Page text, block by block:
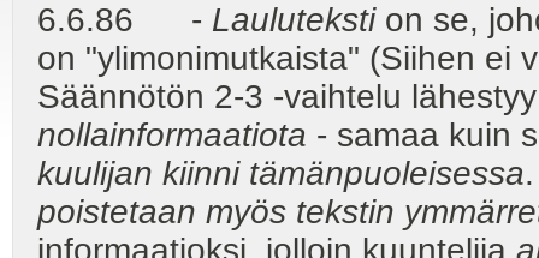
6.6.86 - Laulutekstion se,
on "ylimonimutkaista" (Siihen ei
Säännötön 2-3 -vaihtelu
nollainformaatiota - samaa kuin
kuulijan kiinni tämänpuoleisessa
poistetaan myös tekstin
informaatioksi, jolloin kuuntelija